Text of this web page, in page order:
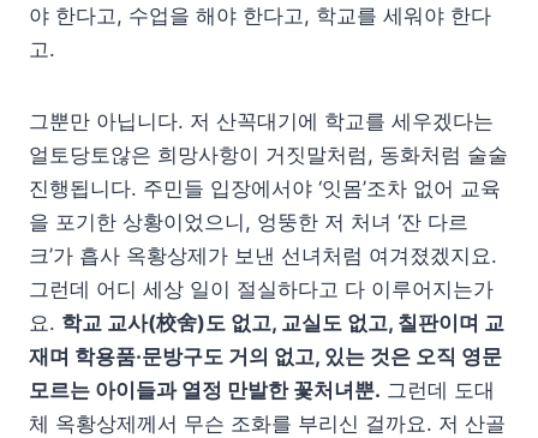
야 한다고, 수업을 해야 한다고, 학교를 세워야 한다
고.
그뿐만 아닙니다. 저 산꼭대기에 학교를 세우겠다는
얼토당토않은 희망사항이 거짓말처럼, 동화처럼 술술
진행됩니다. 주민들 입장에서야 ‘잇몸’조차 없어 교육
을 포기한 상황이었으니, 엉뚱한 저 처녀 ‘잔 다르
크’가 흡사 옥황상제가 보낸 선녀처럼 여겨졌겠지요.
그런데 어디 세상 일이 절실하다고 다 이루어지는가
요. 학교 교사(校舍)도 없고, 교실도 없고, 칠판이며 교
재며 학용품·문방구도 거의 없고, 있는 것은 오직 영문
모르는 아이들과 열정 만발한 꽃처녀뿐. 그런데 도대
체 옥황상제께서 무슨 조화를 부리신 걸까요. 저 산골